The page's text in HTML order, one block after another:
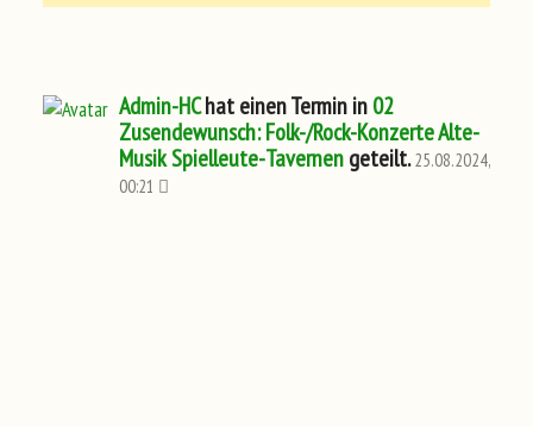
Admin-HChat einen Termin in02
Zusendewunsch: Folk-/Rock-Konzerte Alte-
Musik Spielleute-Tavernengeteilt.25.08.2024,
00:21